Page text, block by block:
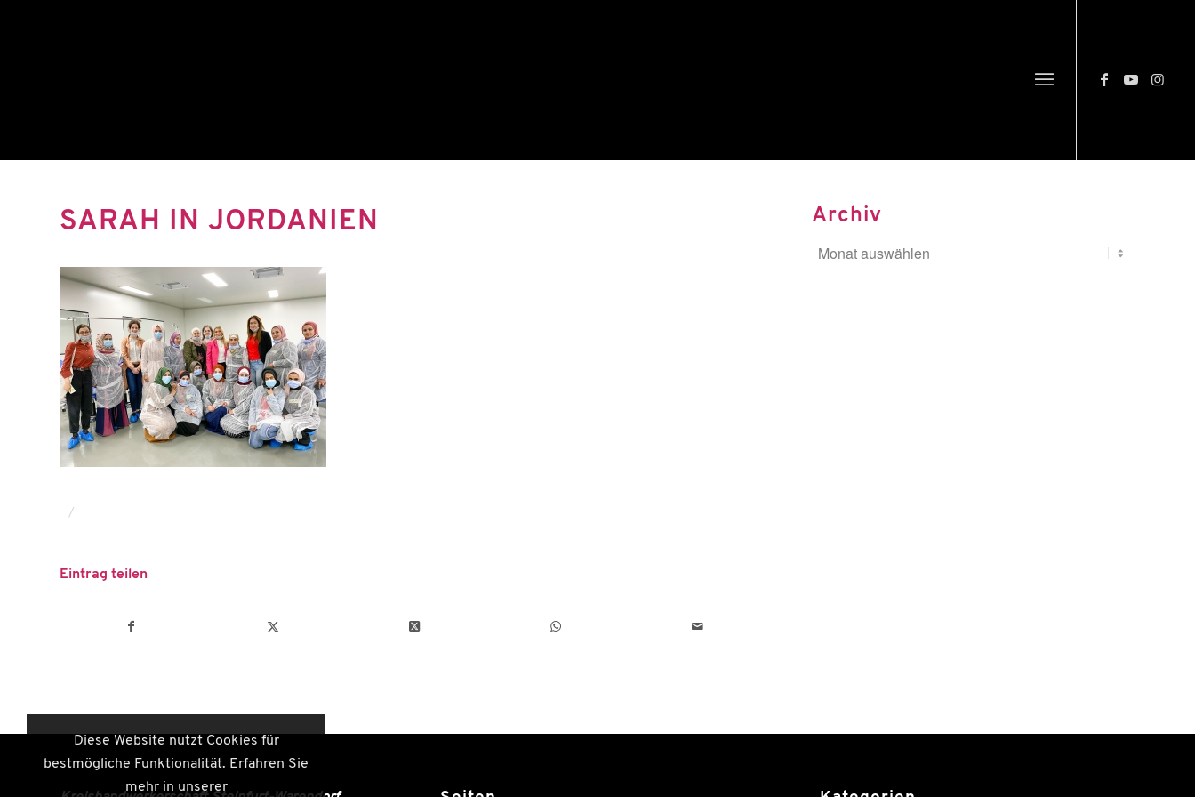
SARAH IN JORDANIEN
/
Eintrag teilen
Archiv
Diese Website nutzt Cookies für
bestmögliche Funktionalität. Erfahren Sie
mehr in unserer